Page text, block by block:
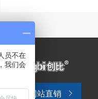
网站直销
员不在
我们会